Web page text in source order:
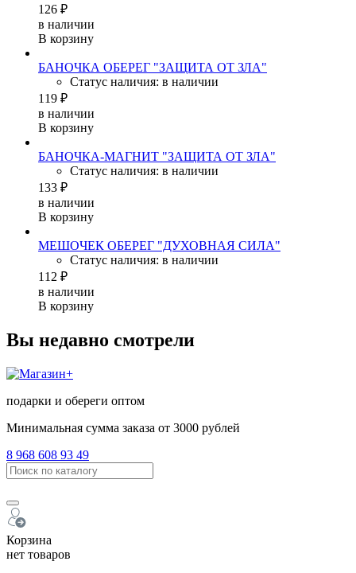
126 ₽
в наличии
В корзину
БАНОЧКА ОБЕРЕГ "ЗАЩИТА ОТ ЗЛА"
Статус наличия: в наличии
119 ₽
в наличии
В корзину
БАНОЧКА-МАГНИТ "ЗАЩИТА ОТ ЗЛА"
Статус наличия: в наличии
133 ₽
в наличии
В корзину
МЕШОЧЕК ОБЕРЕГ "ДУХОВНАЯ СИЛА"
Статус наличия: в наличии
112 ₽
в наличии
В корзину
Вы недавно смотрели
подарки и обереги оптом
Минимальная сумма заказа от 3000 рублей
8 968 608 93 49
Корзина
нет товаров